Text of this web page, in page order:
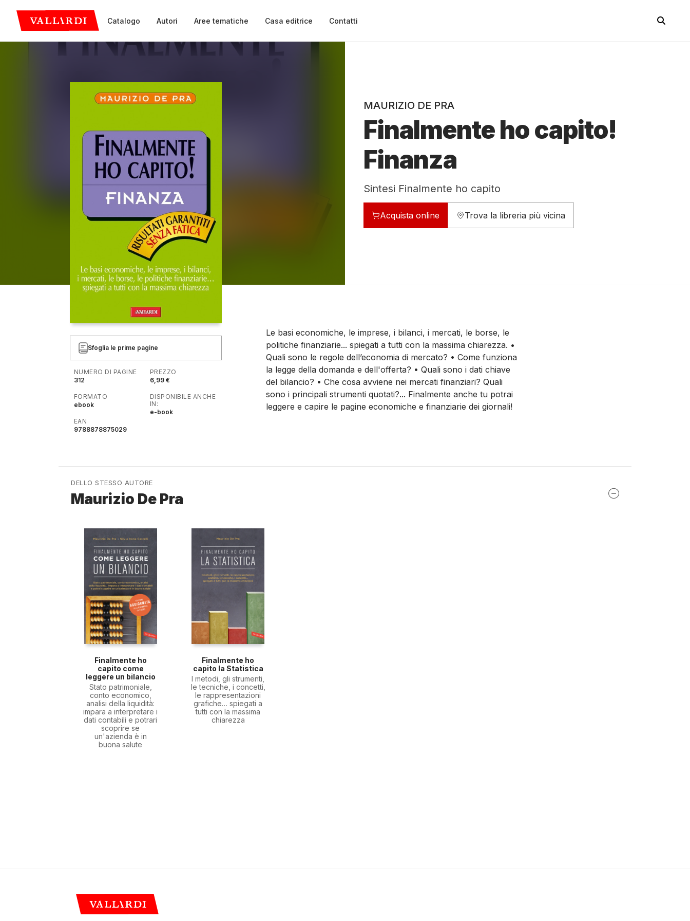
Catalogo Autori Aree tematiche Casa editrice Contatti
MAURIZIO DE PRA
Finalmente ho capito!
Finanza
Sintesi Finalmente ho capito
Acquista online Trova la libreria più vicina
Sfoglia le prime pagine
NUMERO DI PAGINE
312
FORMATO
ebook
EAN
9788878875029
PREZZO
6,99 €
DISPONIBILE ANCHE
IN:
e-book
Le basi economiche, le imprese, i bilanci, i mercati, le borse, le
politiche finanziarie... spiegati a tutti con la massima chiarezza. •
Quali sono le regole dell’economia di mercato? • Come funziona
la legge della domanda e dell'offerta? • Quali sono i dati chiave
del bilancio? • Che cosa avviene nei mercati finanziari? Quali
sono i principali strumenti quotati?... Finalmente anche tu potrai
leggere e capire le pagine economiche e finanziarie dei giornali!
DELLO STESSO AUTORE
Maurizio De Pra
Finalmente ho
capito come
leggere un bilancio
Stato patrimoniale,
conto economico,
analisi della liquidità:
impara a interpretare i
dati contabili e potrari
scoprire se
un'azienda è in
buona salute
Finalmente ho
capito la Statistica
I metodi, gli strumenti,
le tecniche, i concetti,
le rappresentazioni
grafiche… spiegati a
tutti con la massima
chiarezza